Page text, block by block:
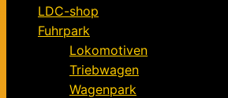
LDC-shop
Fuhrpark
Lokomotiven
Triebwagen
Wagenpark